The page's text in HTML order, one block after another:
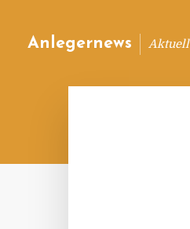
Anlegernews